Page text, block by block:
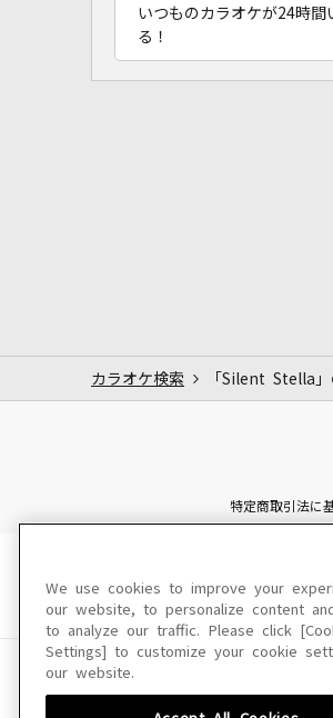
いつものカラオケが24時間
る！
カラオケ検索 「Silent Stella」
特定商取引法に
このサイトに
We use cookies to improve your
our website, to personalize content
to analyze our traffic. Please click
Settings] to customize your cookie
our website.